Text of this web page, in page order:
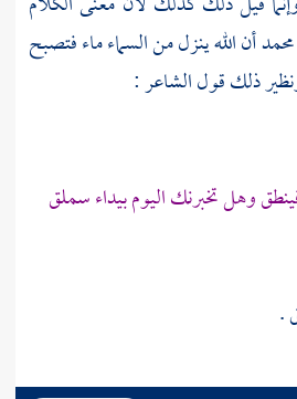
أن الله ينزل من السماء ماء فتصبح
ذلك قول الشاعر :
وهل تخبرنك اليوم بيداء سملق
.